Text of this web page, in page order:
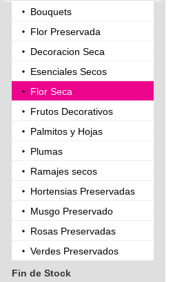
Bouquets
Flor Preservada
Decoracion Seca
Esenciales Secos
Flor Seca
Frutos Decorativos
Palmitos y Hojas
Plumas
Ramajes secos
Hortensias Preservadas
Musgo Preservado
Rosas Preservadas
Verdes Preservados
Fin de Stock